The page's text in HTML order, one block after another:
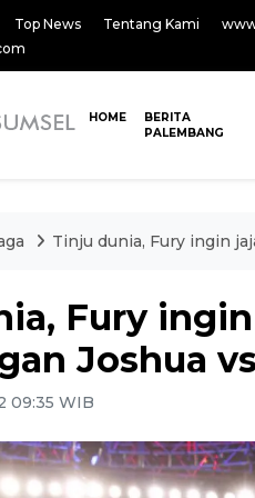
Top News Tentang Kami
HOME
BERITA
PALEMBANG
Tinju dunia, Fury ingin
Fury
Joshua
09:35 WIB